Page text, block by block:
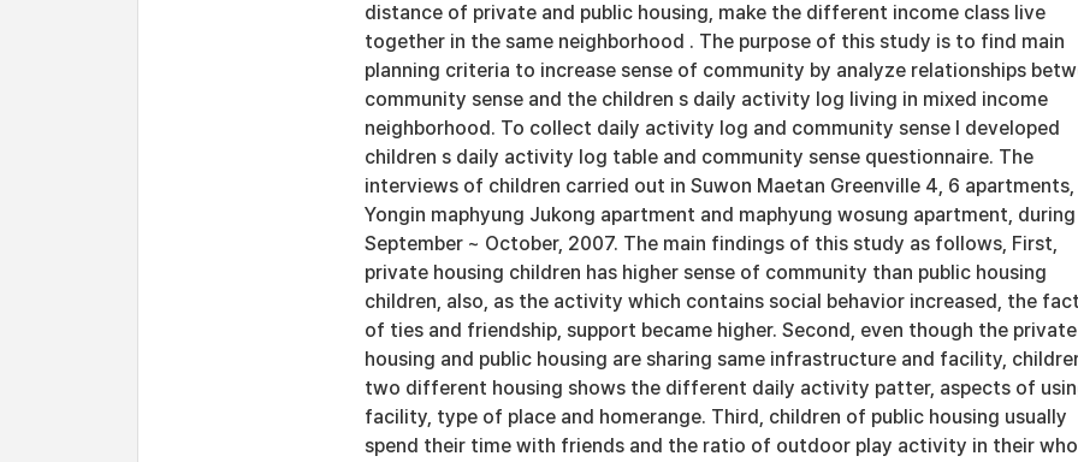
distance of private and public housing, make the different income class live
together in the same neighborhood . The purpose of this study is to find main
planning criteria to increase sense of community by analyze relationships
community sense and the children s daily activity log living in mixed income
neighborhood. To collect daily activity log and community sense I developed
children s daily activity log table and community sense questionnaire. The
interviews of children carried out in Suwon Maetan Greenville 4, 6 apartments,
Yongin maphyung Jukong apartment and maphyung wosung apartment, during
September ~ October, 2007. The main findings of this study as follows, First,
private housing children has higher sense of community than public housing
children, also, as the activity which contains social behavior increased, the
of ties and friendship, support became higher. Second, even though the private
housing and public housing are sharing same infrastructure and facility,
two different housing shows the different daily activity patter, aspects of
facility, type of place and homerange. Third, children of public housing usually
spend their time with friends and the ratio of outdoor play activity in their